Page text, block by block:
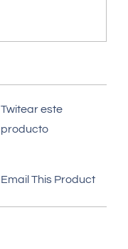
Twitear este
producto
Email This Product